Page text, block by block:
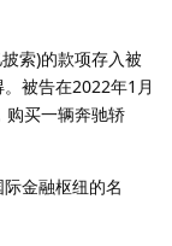
索)的款项存入被
被告在2022年1月
购买一辆奔驰轿
金融枢纽的名